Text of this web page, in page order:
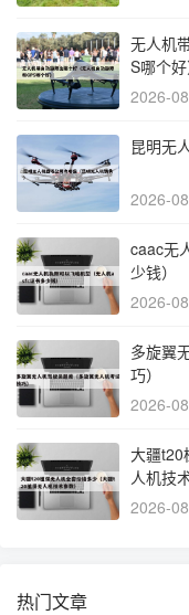
无人机
S哪个好
2026-
昆明无
2026-
caac无
少钱）
2026-
多旋翼
巧）
2026-
大疆t20
人机技
2026-
热门文章